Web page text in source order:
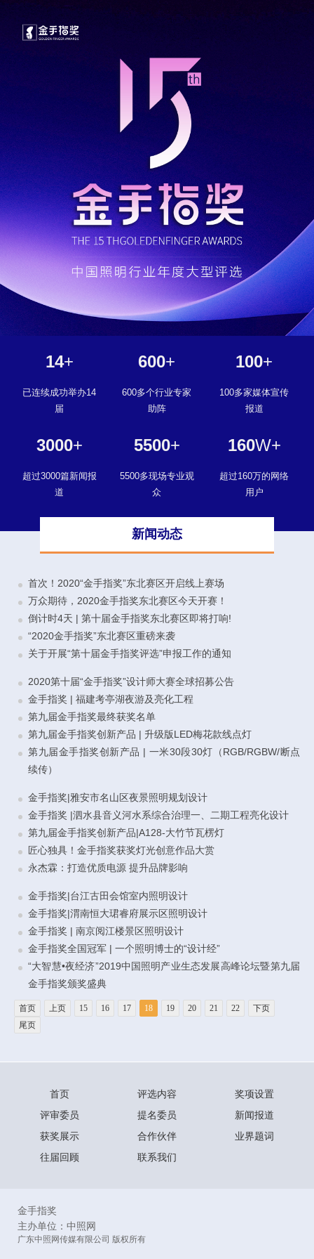
14+
已连续成功举办14
届
600+
600多个行业专家
助阵
100+
100多家媒体宣传
报道
3000+
超过3000篇新闻报
道
5500+
5500多现场专业观
众
160W+
超过160万的网络
用户
新闻动态
首次！2020“金手指奖”东北赛区开启线上赛场
万众期待，2020金手指奖东北赛区今天开赛！
倒计时4天 | 第十届金手指奖东北赛区即将打响!
“2020金手指奖”东北赛区重磅来袭
关于开展“第十届金手指奖评选”申报工作的通知
2020第十届“金手指奖”设计师大赛全球招募公告
金手指奖 | 福建考亭湖夜游及亮化工程
第九届金手指奖最终获奖名单
第九届金手指奖创新产品 | 升级版LED梅花款线点灯
第九届金手指奖创新产品 | 一米30段30灯（RGB/RGBW/断点
续传）
金手指奖|雅安市名山区夜景照明规划设计
金手指奖 |泗水县音义河水系综合治理一、二期工程亮化设计
第九届金手指奖创新产品|A128-大竹节瓦楞灯
匠心独具！金手指奖获奖灯光创意作品大赏
永杰霖：打造优质电源 提升品牌影响
金手指奖|台江古田会馆室内照明设计
金手指奖|渭南恒大珺睿府展示区照明设计
金手指奖 | 南京阅江楼景区照明设计
金手指奖全国冠军 | 一个照明博士的“设计经”
“大智慧•夜经济”2019中国照明产业生态发展高峰论坛暨第九届
金手指奖颁奖盛典
首页 上页 15 16 17 18 19 20 21 22
下页
尾页
首页 评选内容
奖项设置
评审委员
提名委员
新闻报道
获奖展示
合作伙伴
业界题词
往届回顾
联系我们
金手指奖
主办单位：中照网
广东中照网传媒有限公司 版权所有